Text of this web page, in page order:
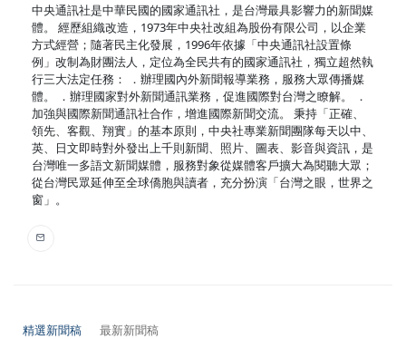
中央通訊社是中華民國的國家通訊社，是台灣最具影響力的新聞媒
體。 經歷組織改造，1973年中央社改組為股份有限公司，以企業
方式經營；隨著民主化發展，1996年依據「中央通訊社設置條
例」改制為財團法人，定位為全民共有的國家通訊社，獨立超然執
行三大法定任務： ．辦理國內外新聞報導業務，服務大眾傳播媒
體。 ．辦理國家對外新聞通訊業務，促進國際對台灣之瞭解。 ．
加強與國際新聞通訊社合作，增進國際新聞交流。 秉持「正確、
領先、客觀、翔實」的基本原則，中央社專業新聞團隊每天以中、
英、日文即時對外發出上千則新聞、照片、圖表、影音與資訊，是
台灣唯一多語文新聞媒體，服務對象從媒體客戶擴大為閱聽大眾；
從台灣民眾延伸至全球僑胞與讀者，充分扮演「台灣之眼，世界之
窗」。
精選新聞稿 最新新聞稿